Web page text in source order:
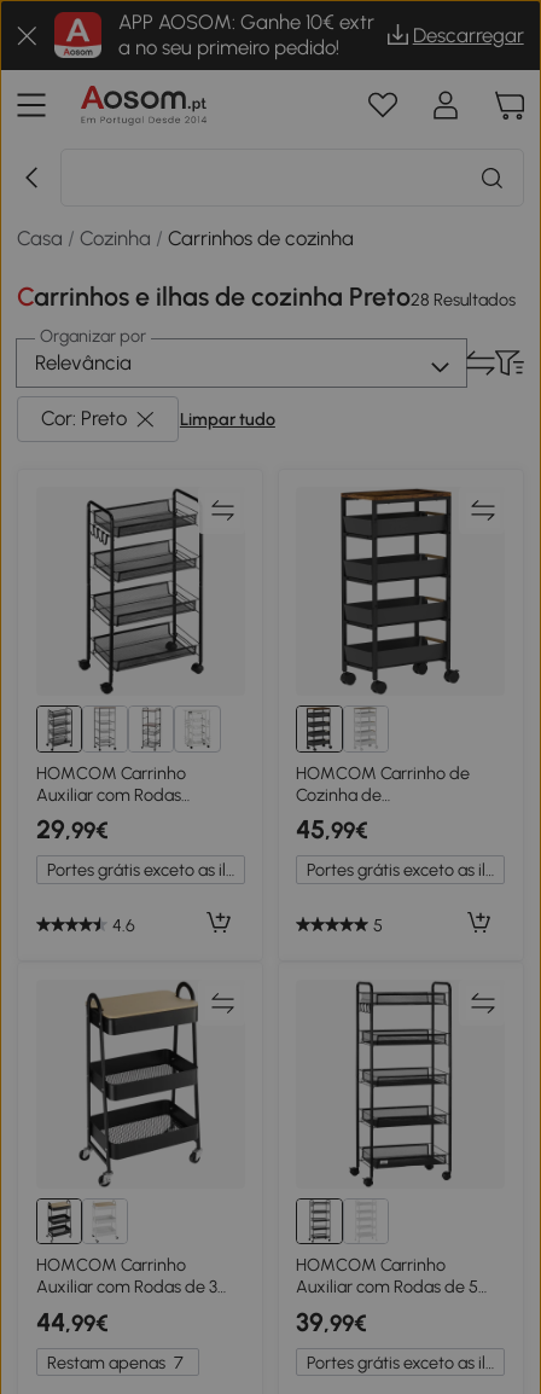
APP AOSOM: Ganhe 10€ extr
a no seu primeiro pedido!
Descarregar
Casa /Cozinha /Carrinhos de cozinha
Carrinhos e ilhas de cozinha Preto28 Resultados
Organizar por
Relevância
Cor: Preto Limpar tudo
1+
HOMCOM Carrinho
Auxiliar com Rodas
Carrinho de Cozinha de 4
Níveis Carrinho de
Armazenamento com 4
Ganchos 45x26,5x84 cm
29,99€
Portes grátis exceto as ilhas
4.6
HOMCOM Carrinho de
Cozinha de
Armazenamento de 5
Níveis Carrinho Auxiliar
com Rodas Bancada com
Efeito Madeira 39,5x24x82
45,99€
Portes grátis exceto as ilhas
5
HOMCOM Carrinho
Auxiliar com Rodas de 3
Níveis Carrinho de Cozinha
com 3 Cestas de Aço e 1
Bancada de Madeira
45x31x79,4 cm Preto
44,99€
Restam apenas 7
HOMCOM Carrinho
Auxiliar com Rodas de 5
Níveis com Cestos de
Malha Removíveis e
Estrutura de Aço
45x26,5x106 cm Preto
39,99€